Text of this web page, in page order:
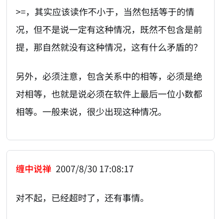
>=，其实应该读作不小于，当然包括等于的情
况，但不是说一定有这种情况，既然不包含是前
提，那自然就没有这种情况，这有什么矛盾的？
另外，必须注意，包含关系中的相等，必须是绝
对相等，也就是说必须在软件上最后一位小数都
相等。一般来说，很少出现这种情况。
缠中说禅 2007/8/30 17:08:17
对不起，已经超时了，还有事情。